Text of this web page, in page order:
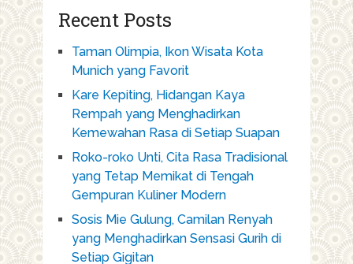
Recent Posts
Taman Olimpia, Ikon Wisata Kota
Munich yang Favorit
Kare Kepiting, Hidangan Kaya
Rempah yang Menghadirkan
Kemewahan Rasa di Setiap Suapan
Roko-roko Unti, Cita Rasa Tradisional
yang Tetap Memikat di Tengah
Gempuran Kuliner Modern
Sosis Mie Gulung, Camilan Renyah
yang Menghadirkan Sensasi Gurih di
Setiap Gigitan